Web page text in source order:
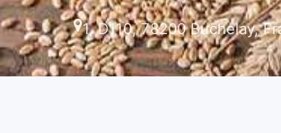
1, D110, 78200 Buchelay,